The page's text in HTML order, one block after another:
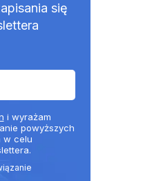
się
i wyrażam
powyższych
w celu